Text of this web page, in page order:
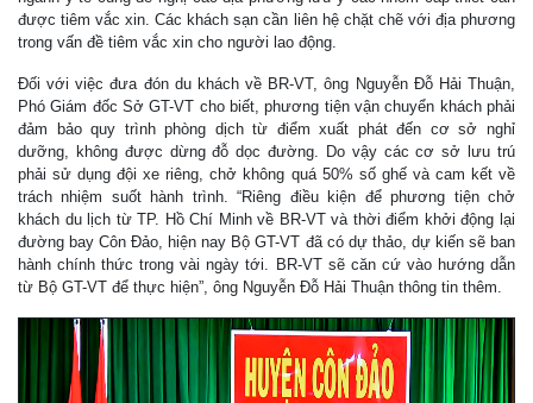
được tiêm vắc xin. Các khách sạn cần liên hệ chặt chẽ với địa phương
trong vấn đề tiêm vắc xin cho người lao động.
Đối với việc đưa đón du khách về BR-VT, ông Nguyễn Đỗ Hải Thuận,
Phó Giám đốc Sở GT-VT cho biết, phương tiện vận chuyển khách phải
đảm bảo quy trình phòng dịch từ điểm xuất phát đến cơ sở nghỉ
dưỡng, không được dừng đỗ dọc đường. Do vậy các cơ sở lưu trú
phải sử dụng đội xe riêng, chở không quá 50% số ghế và cam kết về
trách nhiệm suốt hành trình. “Riêng điều kiện để phương tiện chở
khách du lịch từ TP. Hồ Chí Minh về BR-VT và thời điểm khởi động lại
đường bay Côn Đảo, hiện nay Bộ GT-VT đã có dự thảo, dự kiến sẽ ban
hành chính thức trong vài ngày tới. BR-VT sẽ căn cứ vào hướng dẫn
từ Bộ GT-VT để thực hiện”, ông Nguyễn Đỗ Hải Thuận thông tin thêm.